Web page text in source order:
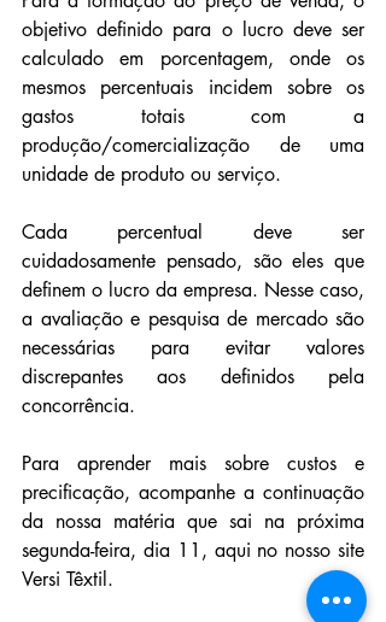
objetivo definido para o lucro deve ser
calculado em porcentagem, onde os
mesmos percentuais incidem sobre os
gastos totais com a
produção/comercialização de uma
unidade de produto ou serviço.
Cada percentual deve ser
cuidadosamente pensado, são eles que
definem o lucro da empresa. Nesse caso,
a avaliação e pesquisa de mercado são
necessárias para evitar valores
discrepantes aos definidos pela
concorrência.
Para aprender mais sobre custos e
precificação, acompanhe a continuação
da nossa matéria que sai na próxima
segunda-feira, dia 11, aqui no nosso site
Versi Têxtil.